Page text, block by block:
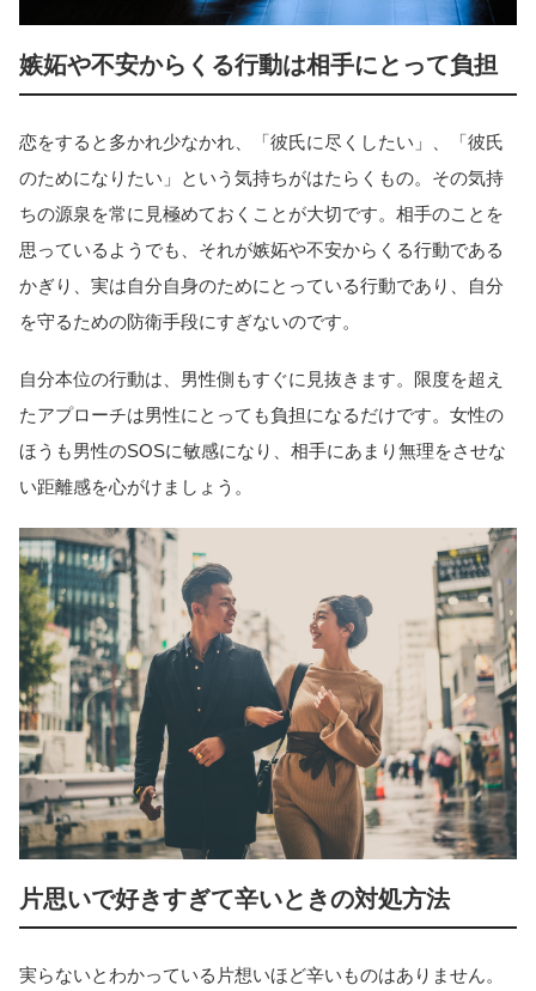
嫉妬や不安からくる行動は相手にとって負担
恋をすると多かれ少なかれ、「彼氏に尽くしたい」、「彼氏
のためになりたい」という気持ちがはたらくもの。その気持
ちの源泉を常に見極めておくことが大切です。相手のことを
思っているようでも、それが嫉妬や不安からくる行動である
かぎり、実は自分自身のためにとっている行動であり、自分
を守るための防衛手段にすぎないのです。
自分本位の行動は、男性側もすぐに見抜きます。限度を超え
たアプローチは男性にとっても負担になるだけです。女性の
ほうも男性のSOSに敏感になり、相手にあまり無理をさせな
い距離感を心がけましょう。
片思いで好きすぎて辛いときの対処方法
実らないとわかっている片想いほど辛いものはありません。